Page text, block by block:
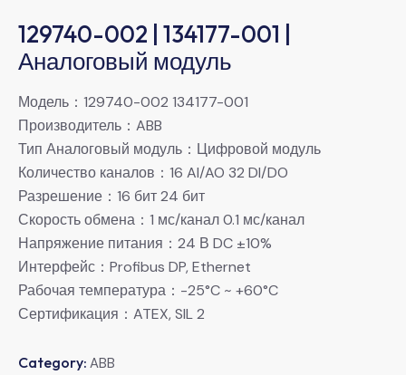
129740-002 | 134177-001 |
Аналоговый модуль
Модель：129740-002 134177-001
Производитель：ABB
Тип Аналоговый модуль：Цифровой модуль
Количество каналов：16 AI/AO 32 DI/DO
Разрешение：16 бит 24 бит
Скорость обмена：1 мс/канал 0.1 мс/канал
Напряжение питания：24 В DC ±10%
Интерфейс：Profibus DP, Ethernet
Рабочая температура：-25°C ~ +60°C
Сертификация：ATEX, SIL 2
Category: ABB